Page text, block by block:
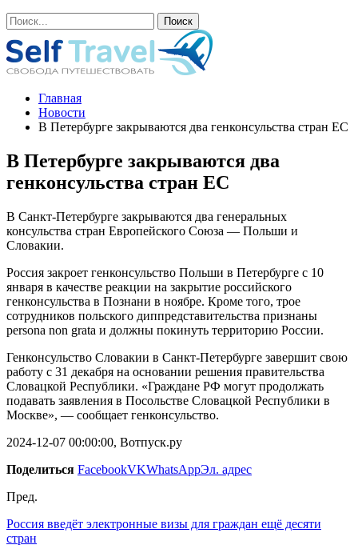
Главная
Новости
В Петербурге закрываются два генконсульства стран ЕС
В Петербурге закрываются два
генконсульства стран ЕС
В Санкт-Петербурге закрываются два генеральных
консульства стран Европейского Союза — Польши и
Словакии.
Россия закроет генконсульство Польши в Петербурге с 10
января в качестве реакции на закрытие российского
генконсульства в Познани в ноябре. Кроме того, трое
сотрудников польского диппредставительства признаны
persona non grata и должны покинуть территорию России.
Генконсульство Словакии в Санкт-Петербурге завершит свою
работу с 31 декабря на основании решения правительства
Словацкой Республики. «Граждане РФ могут продолжать
подавать заявления в Посольстве Словацкой Республики в
Москве», — сообщает генконсульство.
2024-12-07 00:00:00, Вотпуск.ру
Поделиться FacebookVKWhatsAppЭл. адрес
Пред.
Россия введёт электронные визы для граждан ещё десяти
стран